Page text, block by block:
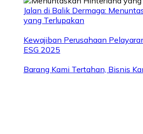
Jalan di Balik Dermaga:
yang Terlupakan
Kewajiban Perusahaan
ESG 2025
Barang Kami Tertahan, Bisnis